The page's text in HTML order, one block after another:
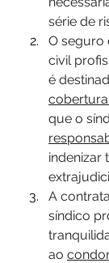
série de
O seguro
civil
é
que o
indenizar
A
síndico
ao